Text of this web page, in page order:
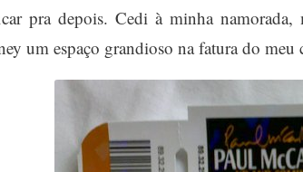
pra depois. Cedi à minha
um espaço grandioso na fatura do meu